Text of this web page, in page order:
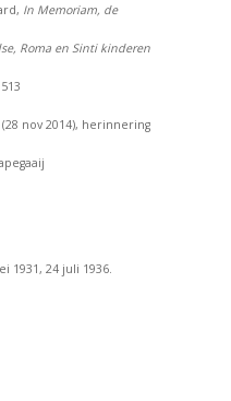
In Memoriam, de
Roma en Sinti kinderen
nov 2014), herinnering
1931, 24 juli 1936.